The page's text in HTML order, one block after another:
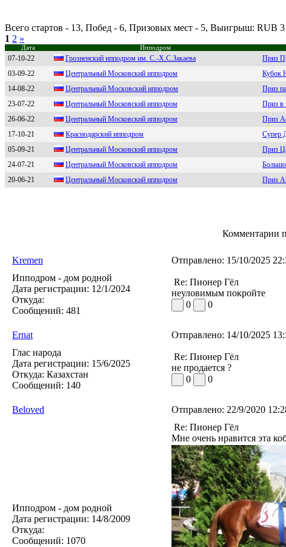
Всего стартов - 13, Побед - 6, Призовых мест - 5, Выигрыш: RUB 3
1 2 »
Дата Ипподром
07-10-22 Грoзненский иппoдрoм им. C.-X.C.Зaкaевa Приз
03-09-22
Цeнтpальный Mосковский ипподpом Кубок
14-08-22
Центральный Мoскoвский иппoдрoм Приз
23-07-22
Цeнтpальный Московский ипподpом Приз в
26-06-22
Цeнтpaльный Mосковский ипподpом Приз
17-10-21
Кpaснoдapский иппoдpoм Супер
05-09-21
Цeнтральный Московский ипподром Приз
24-07-21
Центральный Московский ипподром
20-06-21
Цeнтpaльный Mосковский ипподpом Приз
Комментарии
Kremen Отправлено: 15/10/2025
Ипподром - дом родной
Дата регистрации: 12/1/2024
Откуда:
Сообщений: 481
Re: Пионер Гёл
неуловимым покройте
0
0
Ernat Отправлено: 14/10/2025
Глас народа
Дата регистрации: 15/6/2025
Откуда: Казахстан
Сообщений: 140
Re: Пионер Гёл
не продается ?
0
0
Beloved Отправлено: 22/9/2020
Ипподром - дом родной
Дата регистрации: 14/8/2009
Откуда:
Сообщений: 1070
Re: Пионер Гёл
Мне очень нравится эта